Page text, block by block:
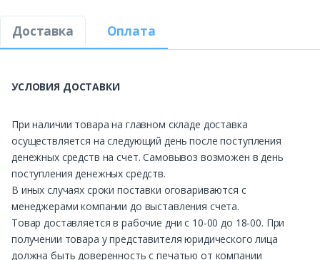
Доставка Оплата
УСЛОВИЯ ДОСТАВКИ
При наличии товара на главном складе доставка
осуществляется на следующий день после поступления
денежных средств на счет. Самовывоз возможен в день
поступления денежных средств.
В иных случаях сроки поставки оговариваются с
менеджерами компании до выставления счета.
Товар доставляется в рабочие дни с 10-00 до 18-00. При
получении товара у представителя юридического лица
должна быть доверенность с печатью от компании